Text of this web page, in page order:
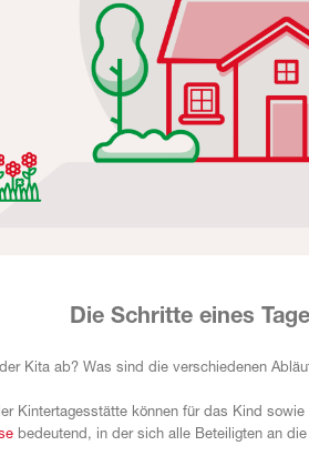
Die Schritte eines
Kita ab? Was sind die verschiedenen
Kintertagesstätte können für das Kind
bedeutend, in der sich alle Beteiligten an die